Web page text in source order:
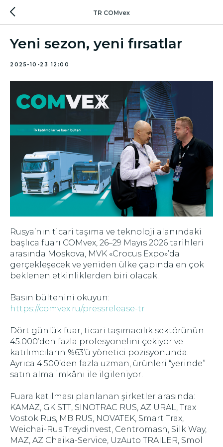
TR COMvex
Yeni sezon, yeni fırsatlar
2025-10-23 12:00
Rusya’nın ticari taşıma ve teknoloji alanındaki
başlıca fuarı COMvex, 26–29 Mayıs 2026 tarihleri
arasında Moskova, MVK «Crocus Expo»’da
gerçekleşecek ve yeniden ülke çapında en çok
beklenen etkinliklerden biri olacak.
Basın bültenini okuyun:
https://comvex.ru/pressrelease-tr
Dört günlük fuar, ticari taşımacılık sektörünün
45.000’den fazla profesyonelini çekiyor ve
katılımcıların %63’ü yönetici pozisyonunda.
Ayrıca 4.500’den fazla uzman, ürünleri “yerinde”
satın alma imkânı ile ilgileniyor.
Fuara katılması planlanan şirketler arasında:
KAMAZ, GK STT, SINOTRAC RUS, AZ URAL, Trax
Vostok Rus, MB RUS, NOVATEK, Smart Trax,
Weichai-Rus Treydinvest, Centromash, Silk Way,
MAZ, AZ Chaika-Service, UzAuto TRAILER, Smol